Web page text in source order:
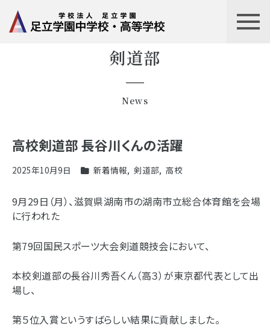
剣道部
News
高校剣道部 長谷川くんの活躍
2025年10月9日 新着情報, 剣道部, 高校
9月29日（月）、滋賀県湖南市の湖南市立総合体育館を会場
に行われた
第79回国民スポーツ大会剣道競技会において、
本校剣道部の長谷川秀吾くん（高３）が東京都代表として出
場し、
第５位入賞というすばらしい結果に貢献しました。